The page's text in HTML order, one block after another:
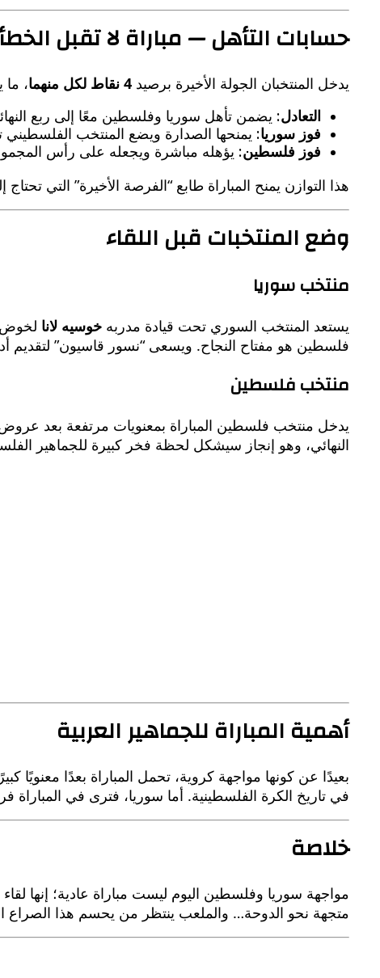
حسابات التأهل — مباراة لا تقبل الخطأ
يدخل المنتخبان الجولة الأخيرة برصيد 4 نقاط لكل منهما ، ما
التعادل: يضمن تأهل سوريا وفلسطين معًا إلى ربع
فوز سوريا: يمنحها الصدارة ويضع المنتخب
فوز فلسطين: يؤهله مباشرة ويجعله على رأس
هذا التوازن يمنح المباراة طابع “الفرصة الأخيرة” التي
وضع المنتخبات قبل اللقاء
منتخب سوريا
يستعد المنتخب السوري تحت قيادة مدربه خوسيه لانا لخوض
فلسطين هو مفتاح النجاح. ويسعى “نسور قاسيون” لتقديم
منتخب فلسطين
يدخل منتخب فلسطين المباراة بمعنويات مرتفعة بعد عروض
النهائي، وهو إنجاز سيشكل لحظة فخر كبيرة للجماهير
أهمية المباراة للجماهير العربية
بعيدًا عن كونها مواجهة كروية، تحمل المباراة بعدًا معنويًا
في تاريخ الكرة الفلسطينية. أما سوريا، فترى في المباراة
خلاصة
متجهة نحو الدوحة… والملعب ينتظر من يحسم هذا الصراع